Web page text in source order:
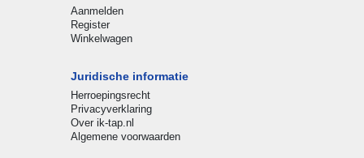
Aanmelden
Register
Winkelwagen
Juridische informatie
Herroepingsrecht
Privacyverklaring
Over ik-tap.nl
Algemene voorwaarden